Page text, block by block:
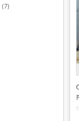
(7)